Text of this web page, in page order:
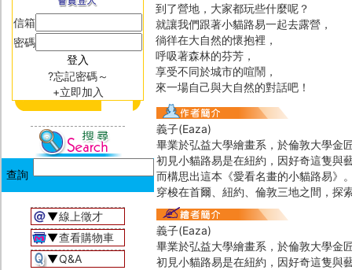
信箱
密碼
?忘記密碼～
+立即加入
▼線上徵才
▼查看購物車
▼Q&A
到了營地，大家都玩些什麼呢？
就讓我們跟著小貓路易一起去露營，
徜徉在大自然的懷抱裡，
呼吸著森林的芬芳，
享受不同於城市的喧鬧，
來一場自己與大自然的對話吧！
義子(Eaza)
畢業於弘益大學繪畫系，於倫敦大學金
初見小貓路易是在紐約，因好奇這隻與
而構思出這本《愛看名畫的小貓路易》
穿梭在首爾、紐約、倫敦三地之間，探
義子(Eaza)
畢業於弘益大學繪畫系，於倫敦大學金
初見小貓路易是在紐約，因好奇這隻與